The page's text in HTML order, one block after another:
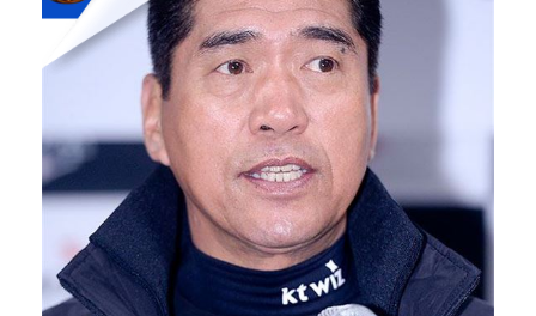
[ST포토] 이강인, '새 유니폼 어때요?'